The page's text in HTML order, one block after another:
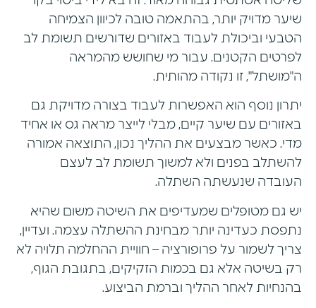
שיער מדויק יותר, בהתאמה טובה לכיוון הצמיחה
הטבעי וביכולת לעבוד באזורים שדורשים תשומת לב
לפרטים הקטנים. עבור מי שחושש מהמראה
ה"מושתל", זו נקודה מהותית.
יתרון נוסף הוא האפשרות לעבוד בצורה מדויקת גם
באזורים עם שיער קיים, מבלי לייצר מראה גס או אחיד
מדי. כאשר מבצעים את ההליך נכון, התוצאה אמורה
להשתלב בפנים ולא למשוך תשומת לב לעצם
העובדה שנעשתה השתלה.
יש גם מטופלים שמעדיפים את השיטה משום שהיא
נתפסת כעדינה יותר מבחינת ההשתלה עצמה. ועדיין,
צריך לשמור על פרופורציה – חוויית ההחלמה תלויה לא
רק בשיטה אלא גם בכמות הזקיקים, בתגובת הגוף,
בהנחיות לאחר ההליך וברמת הביצוע.